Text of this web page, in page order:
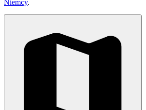
Niemcy.